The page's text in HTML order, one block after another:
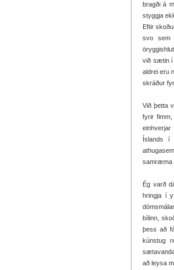
bragði á
styggja
Eftir
svo sem
við sætin í
aldrei eru
skráður
Við þetta
fyrir
Íslands í
samræma
Ég varð
hringja í
bílinn,
þess að
kúnstug
að leysa